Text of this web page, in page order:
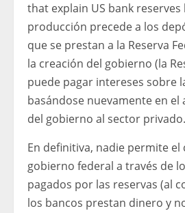
that explain US bank reserves
producción precede a los
que se prestan a la Reserva
la creación del gobierno (la
puede pagar intereses sobre
basándose nuevamente en el
del gobierno al sector privado.
En definitiva, nadie permite
gobierno federal a través de
pagados por las reservas (al
los bancos prestan dinero y